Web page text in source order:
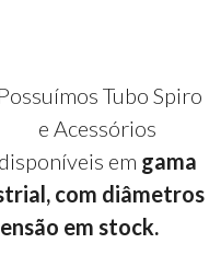
Possuímos Tubo Spiro
e Acessórios
disponíveis em gama
com diâmetros
em stock.